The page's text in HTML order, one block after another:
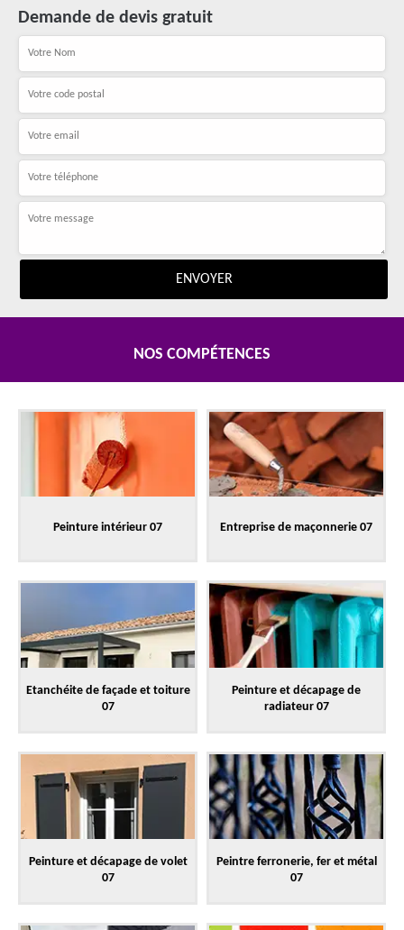
Demande de devis gratuit
NOS COMPÉTENCES
Peinture intérieur 07 Entreprise de maçonnerie 07
Etanchéite de façade et toiture
07
Peinture et décapage de
radiateur 07
Peinture et décapage de volet
07
Peintre ferronerie, fer et métal
07